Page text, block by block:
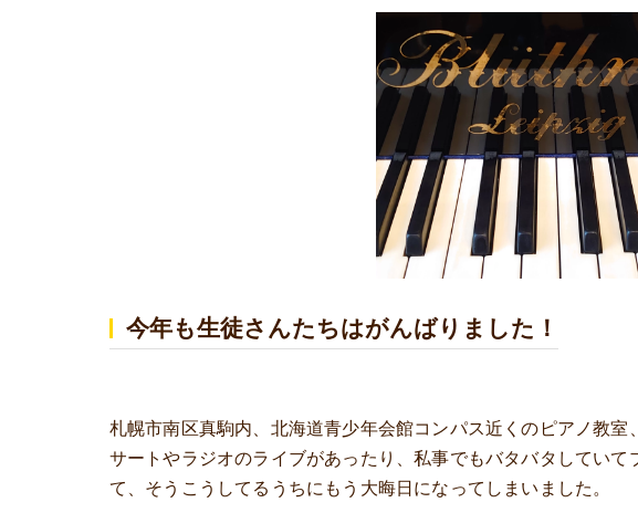
今年も生徒さんたちはがんばりました！
札幌市南区真駒内、北海道青少年会館コンパス近くのピアノ教室
サートやラジオのライブがあったり、私事でもバタバタしてい
て、そうこうしてるうちにもう大晦日になってしまいました。